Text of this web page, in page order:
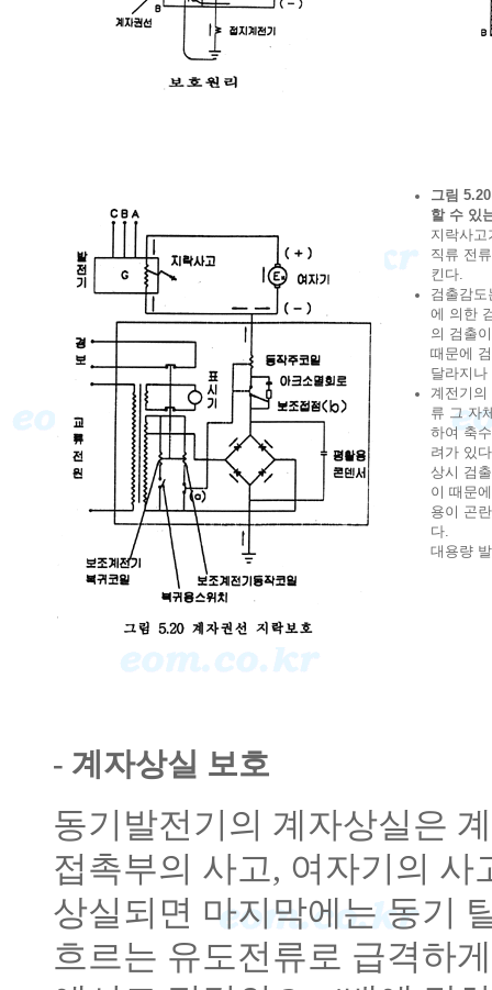
그림
할 수 있
지락사
직류 전
킨다.
검출감
에 의한
의 검출
때문에
달라지
계전기
류 그 자
하여 축
려가 있
상시 검
이 때문
용이 곤
다.
대용량
- 계자상실 보호
동기발전기의 계자상실은
접촉부의 사고, 여자기의
상실되면 마지막에는 동기
흐르는 유도전류로 급격하